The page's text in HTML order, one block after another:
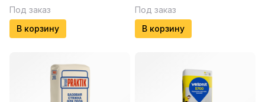
Под заказ
В корзину
Под заказ
В корзину